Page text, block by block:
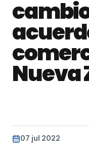
Nueva
07 jul 2022